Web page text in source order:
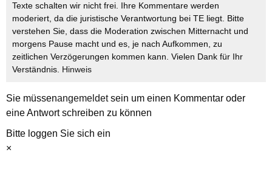
Texte schalten wir nicht frei. Ihre Kommentare werden
moderiert, da die juristische Verantwortung bei TE liegt. Bitte
verstehen Sie, dass die Moderation zwischen Mitternacht und
morgens Pause macht und es, je nach Aufkommen, zu
zeitlichen Verzögerungen kommen kann. Vielen Dank für Ihr
Verständnis. Hinweis
Sie müssenangemeldetsein um einen Kommentar oder
eine Antwort schreiben zu können
Bitte loggen Sie sich ein
×